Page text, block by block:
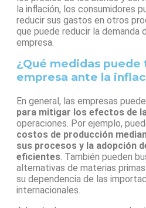
la inflación, los consumidores
reducir sus gastos en otros
que puede reducir la demanda
empresa.
¿Qué medidas puede
empresa ante la
En general, las empresas
para mitigar los efectos de
operaciones. Por ejemplo,
costos de producción
sus procesos y la adopción
eficientes. También pueden
alternativas de materias
su dependencia de las
internacionales.